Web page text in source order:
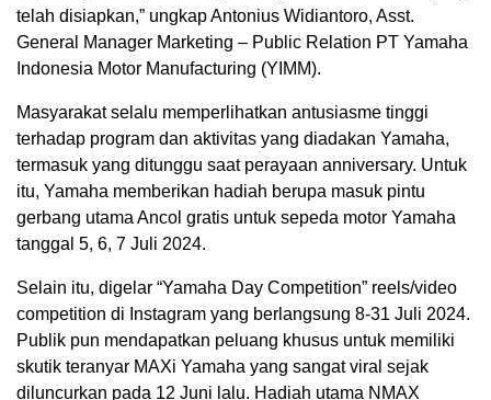
telah disiapkan,” ungkap Antonius Widiantoro, Asst.
General Manager Marketing – Public Relation PT Yamaha
Indonesia Motor Manufacturing (YIMM).
Masyarakat selalu memperlihatkan antusiasme tinggi
terhadap program dan aktivitas yang diadakan Yamaha,
termasuk yang ditunggu saat perayaan anniversary. Untuk
itu, Yamaha memberikan hadiah berupa masuk pintu
gerbang utama Ancol gratis untuk sepeda motor Yamaha
tanggal 5, 6, 7 Juli 2024.
Selain itu, digelar “Yamaha Day Competition” reels/video
competition di Instagram yang berlangsung 8-31 Juli 2024.
Publik pun mendapatkan peluang khusus untuk memiliki
skutik teranyar MAXi Yamaha yang sangat viral sejak
diluncurkan pada 12 Juni lalu. Hadiah utama NMAX